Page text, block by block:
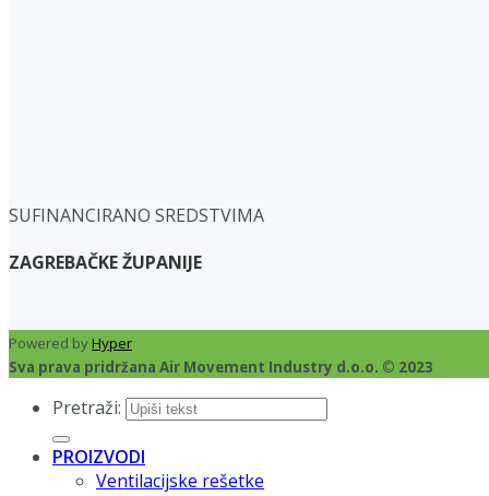
SUFINANCIRANO SREDSTVIMA
ZAGREBAČKE ŽUPANIJE
Powered byHyper
Sva prava pridržana Air Movement Industry d.o.o. © 2023
Pretraži:
PROIZVODI
Ventilacijske rešetke